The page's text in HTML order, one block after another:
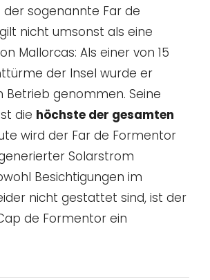
sogenannte Far de
nicht umsonst als eine
Mallorcas: Als einer von 15
der Insel wurde er
Betrieb genommen. Seine
die höchste der gesamten
wird der Far de Formentor
Solarstrom
Besichtigungen im
nicht gestattet sind, ist der
de Formentor ein